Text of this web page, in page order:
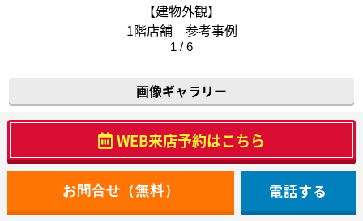
【建物外観】
1階店舗 参考事例
1 / 6
画像ギャラリー
WEB来店予約はこちら
電話する